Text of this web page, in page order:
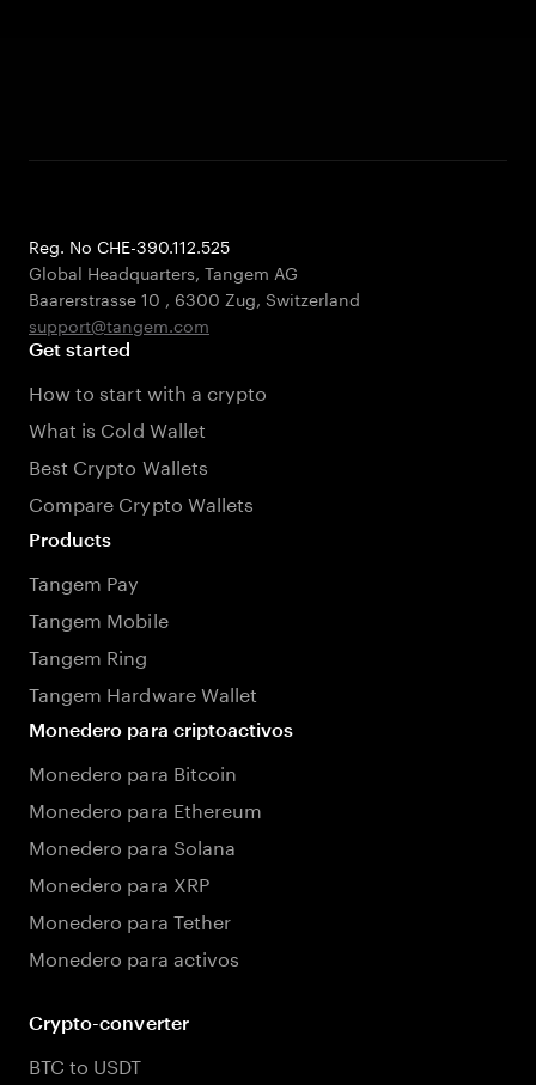
Reg. No CHE-390.112.525
Global Headquarters, Tangem AG
Baarerstrasse 10 , 6300 Zug, Switzerland
support@tangem.com
Get started
How to start with a crypto
What is Cold Wallet
Best Crypto Wallets
Compare Crypto Wallets
Products
Tangem Pay
Tangem Mobile
Tangem Ring
Tangem Hardware Wallet
Monedero para criptoactivos
Monedero para Bitcoin
Monedero para Ethereum
Monedero para Solana
Monedero para XRP
Monedero para Tether
Monedero para activos
Crypto-converter
BTC to USDT